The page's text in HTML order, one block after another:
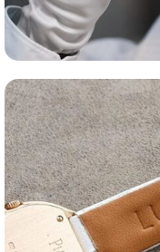
Оценка часов